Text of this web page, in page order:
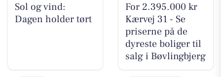
Sol og vind:
Dagen holder tørt
For 2.395.000 kr
Kærvej 31 - Se
priserne på de
dyreste boliger til
salg i Bøvlingbjerg